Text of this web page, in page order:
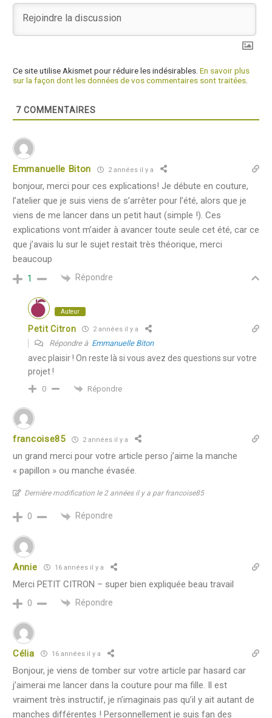
Ce site utilise Akismet pour réduire les indésirables. En savoir plus
sur la façon dont les données de vos commentaires sont traitées.
7 COMMENTAIRES
Emmanuelle Biton 2 années il y a
bonjour, merci pour ces explications! Je débute en couture,
l’atelier que je suis viens de s’arrêter pour l’été, alors que je
viens de me lancer dans un petit haut (simple !). Ces
explications vont m’aider à avancer toute seule cet été, car ce
que j’avais lu sur le sujet restait très théorique, merci
beaucoup
1 Répondre
Auteur
Petit Citron 2 années il y a
Répondre à Emmanuelle Biton
avec plaisir ! On reste là si vous avez des questions sur votre
projet !
0 Répondre
francoise85 2 années il y a
un grand merci pour votre article perso j’aime la manche
« papillon » ou manche évasée.
Dernière modification le 2 années il y a par francoise85
0 Répondre
Annie 16 années il y a
Merci PETIT CITRON – super bien expliquée beau travail
0 Répondre
Célia 16 années il y a
Bonjour, je viens de tomber sur votre article par hasard car
j’aimerai me lancer dans la couture pour ma fille. Il est
vraiment très instructif, je n’imaginais pas qu’il y ait autant de
manches différentes ! Personnellement je suis fan des